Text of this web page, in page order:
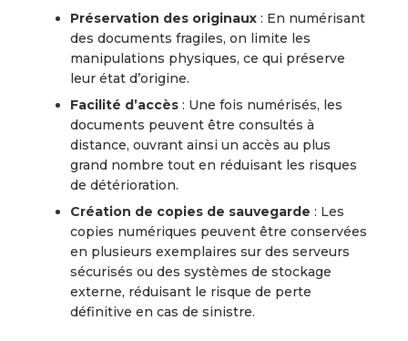
Préservation des originaux : En numérisant
des documents fragiles, on limite les
manipulations physiques, ce qui préserve
leur état d’origine.
Facilité d’accès : Une fois numérisés, les
documents peuvent être consultés à
distance, ouvrant ainsi un accès au plus
grand nombre tout en réduisant les risques
de détérioration.
Création de copies de sauvegarde : Les
copies numériques peuvent être conservées
en plusieurs exemplaires sur des serveurs
sécurisés ou des systèmes de stockage
externe, réduisant le risque de perte
définitive en cas de sinistre.